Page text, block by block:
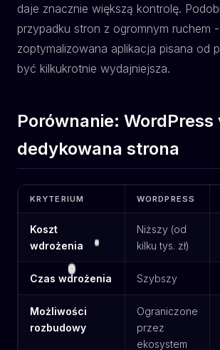
daje znacznie większą kontrolę.
przypadku stron z ogromnym ruchem -
zoptymalizowana aplikacja pisana od
być kilkukrotnie wydajniejsza.
Porównanie: WordPress
dedykowana strona
KRYTERIUM WORDPRESS
Koszt
wdrożenia
Niższy (od
kilku tys. zł)
Czas wdrożenia Szybszy
Możliwości
rozbudowy
Ograniczone
przez
ekosystem